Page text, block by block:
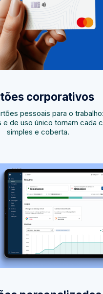
corporativos
pessoais para o
e de uso único tornam cada
simples e coberta.